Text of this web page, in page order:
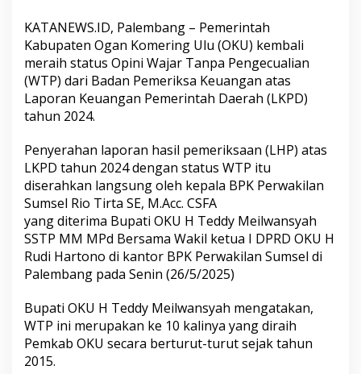
B
e
r
t
u
r
u
t
u
r
u
t
R
a
i
h
O
i
n
i
KATANEWS.ID, Palembang – Pemerintah
Kabupaten Ogan Komering Ulu (OKU) kembali
meraih status Opini Wajar Tanpa Pengecualian
(WTP) dari Badan Pemeriksa Keuangan atas
Laporan Keuangan Pemerintah Daerah (LKPD)
tahun 2024.
Penyerahan laporan hasil pemeriksaan (LHP) atas
LKPD tahun 2024 dengan status WTP itu
diserahkan langsung oleh kepala BPK Perwakilan
Sumsel Rio Tirta SE, M.Acc. CSFA
yang diterima Bupati OKU H Teddy Meilwansyah
SSTP MM MPd Bersama Wakil ketua I DPRD OKU H
Rudi Hartono di kantor BPK Perwakilan Sumsel di
Palembang pada Senin (26/5/2025)
Bupati OKU H Teddy Meilwansyah mengatakan,
WTP ini merupakan ke 10 kalinya yang diraih
Pemkab OKU secara berturut-turut sejak tahun
2015.